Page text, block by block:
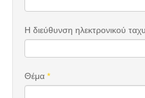
Η διεύθυνση ηλεκτρονικού
Θέμα *